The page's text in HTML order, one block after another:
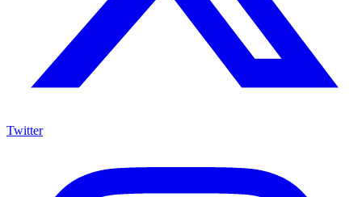
Twitter